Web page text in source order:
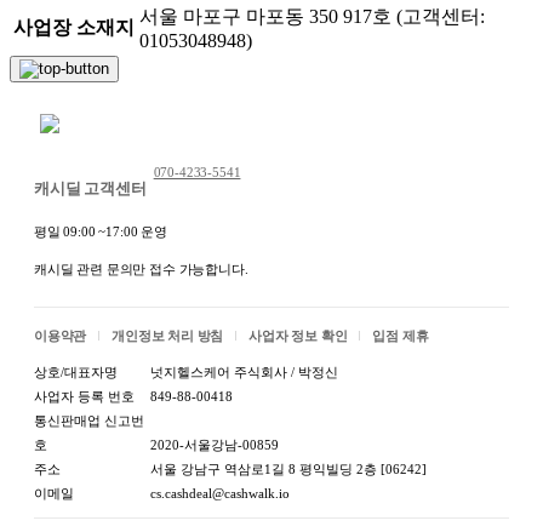
사업장 소재지
서울 마포구 마포동 350 917호 (고객센터:
01053048948)
캐시딜 고객센터
070-4233-5541
평일 09:00 ~17:00 운영
캐시딜 관련 문의만 접수 가능합니다.
이용약관 개인정보 처리 방침 사업자 정보 확인 입점 제휴
상호/대표자명
넛지헬스케어 주식회사 / 박정신
사업자 등록 번호
849-88-00418
통신판매업 신고번
호
2020-서울강남-00859
주소
서울 강남구 역삼로1길 8 평익빌딩 2층 [06242]
이메일
cs.cashdeal@cashwalk.io